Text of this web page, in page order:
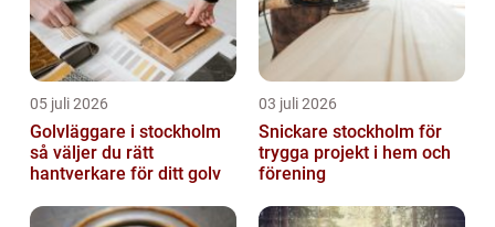
05 juli 2026
Golvläggare i stockholm
så väljer du rätt
hantverkare för ditt golv
03 juli 2026
Snickare stockholm för
trygga projekt i hem och
förening